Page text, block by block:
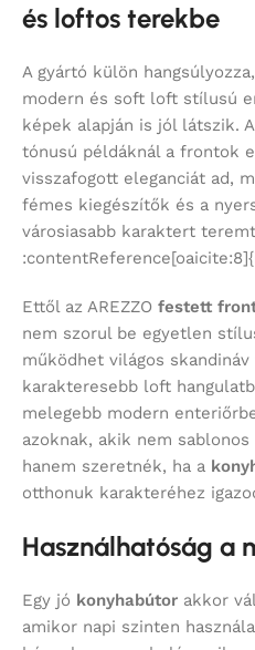
és loftos terekbe
A gyártó külön
modern és soft loft stílusú
képek alapján is jól látszik.
tónusú példáknál a frontok
visszafogott eleganciát ad,
fémes kiegészítők és a
városiasabb karaktert
Ettől az AREZZO festett
nem szorul be egyetlen
működhet világos
karakteresebb loft
melegebb modern
azoknak, akik nem
hanem szeretnék, ha a
otthonuk karakteréhez
Használhatóság a
Egy jó konyhabútor akkor
amikor napi szinten